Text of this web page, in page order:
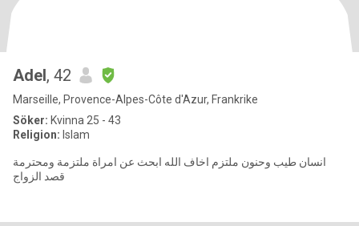
Adel, 42
Marseille, Provence-Alpes-Côte d'Azur, Frankrike
Söker: Kvinna 25 - 43
Religion: Islam
انسان طيب وحنون ملتزم اخاف الله ابحث عن امراة ملتزمة ومحترمة
قصد الزواج